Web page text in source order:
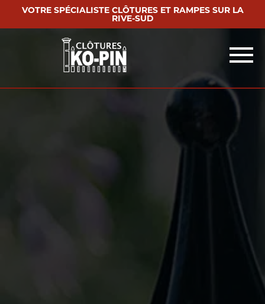
VOTRE SPÉCIALISTE CLÔTURES ET RAMPES SUR LA
RIVE-SUD